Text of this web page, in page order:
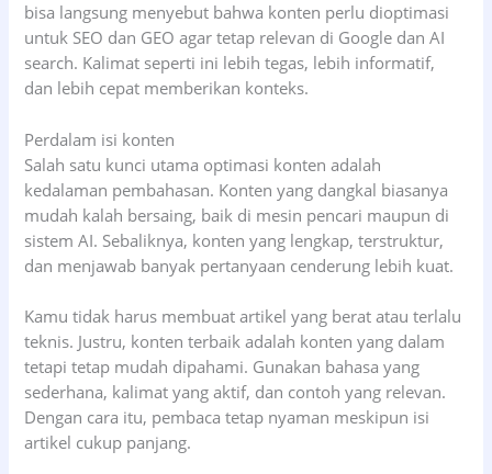
bisa langsung menyebut bahwa konten perlu dioptimasi
untuk SEO dan GEO agar tetap relevan di Google dan AI
search. Kalimat seperti ini lebih tegas, lebih informatif,
dan lebih cepat memberikan konteks.
Perdalam isi konten
Salah satu kunci utama optimasi konten adalah
kedalaman pembahasan. Konten yang dangkal biasanya
mudah kalah bersaing, baik di mesin pencari maupun di
sistem AI. Sebaliknya, konten yang lengkap, terstruktur,
dan menjawab banyak pertanyaan cenderung lebih kuat.
Kamu tidak harus membuat artikel yang berat atau terlalu
teknis. Justru, konten terbaik adalah konten yang dalam
tetapi tetap mudah dipahami. Gunakan bahasa yang
sederhana, kalimat yang aktif, dan contoh yang relevan.
Dengan cara itu, pembaca tetap nyaman meskipun isi
artikel cukup panjang.